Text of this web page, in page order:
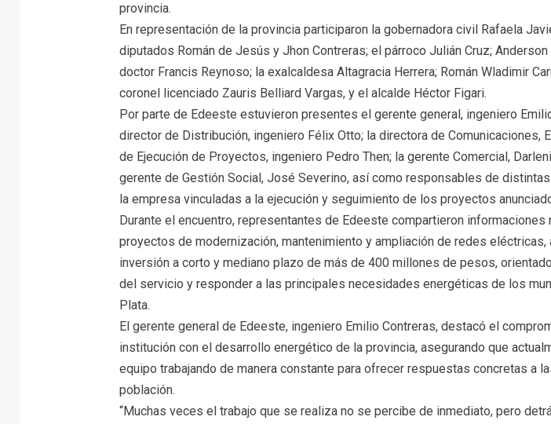
provincia.
En representación de la provincia participaron la gobernadora civil Rafaela
diputados Román de Jesús y Jhon Contreras; el párroco Julián Cruz;
doctor Francis Reynoso; la exalcaldesa Altagracia Herrera; Román Wladimir
coronel licenciado Zauris Belliard Vargas, y el alcalde Héctor Figari.
Por parte de Edeeste estuvieron presentes el gerente general, ingeniero
director de Distribución, ingeniero Félix Otto; la directora de Comunicaciones,
de Ejecución de Proyectos, ingeniero Pedro Then; la gerente Comercial,
gerente de Gestión Social, José Severino, así como responsables de
la empresa vinculadas a la ejecución y seguimiento de los proyectos
Durante el encuentro, representantes de Edeeste compartieron informaciones
proyectos de modernización, mantenimiento y ampliación de redes eléctricas,
inversión a corto y mediano plazo de más de 400 millones de pesos,
del servicio y responder a las principales necesidades energéticas de los
Plata.
El gerente general de Edeeste, ingeniero Emilio Contreras, destacó el
institución con el desarrollo energético de la provincia, asegurando que
equipo trabajando de manera constante para ofrecer respuestas concretas a
población.
“Muchas veces el trabajo que se realiza no se percibe de inmediato, pero